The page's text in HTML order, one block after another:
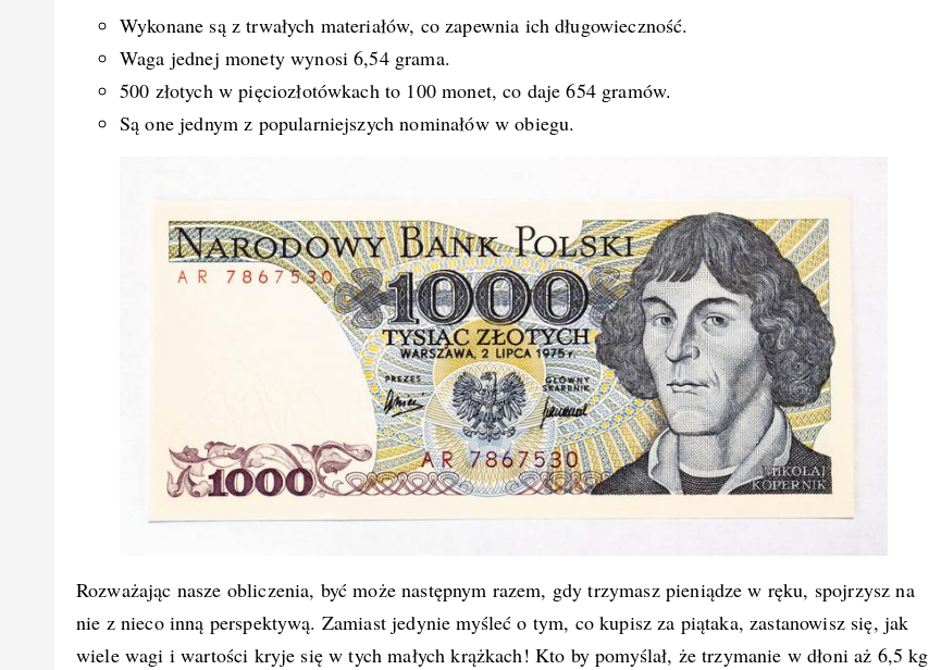
Wykonane są z trwałych materiałów, co zapewnia ich długowieczność.
Waga jednej monety wynosi 6,54 grama.
500 złotych w pięciozłotówkach to 100 monet, co daje 654 gramów.
Są one jednym z popularniejszych nominałów w obiegu.
Rozważając nasze obliczenia, być może następnym razem, gdy trzymasz pieniądze w ręku, spojrzysz na
nie z nieco inną perspektywą. Zamiast jedynie myśleć o tym, co kupisz za piątaka, zastanowisz się, jak
wiele wagi i wartości kryje się w tych małych krążkach! Kto by pomyślał, że trzymanie w dłoni aż 6,5 kg